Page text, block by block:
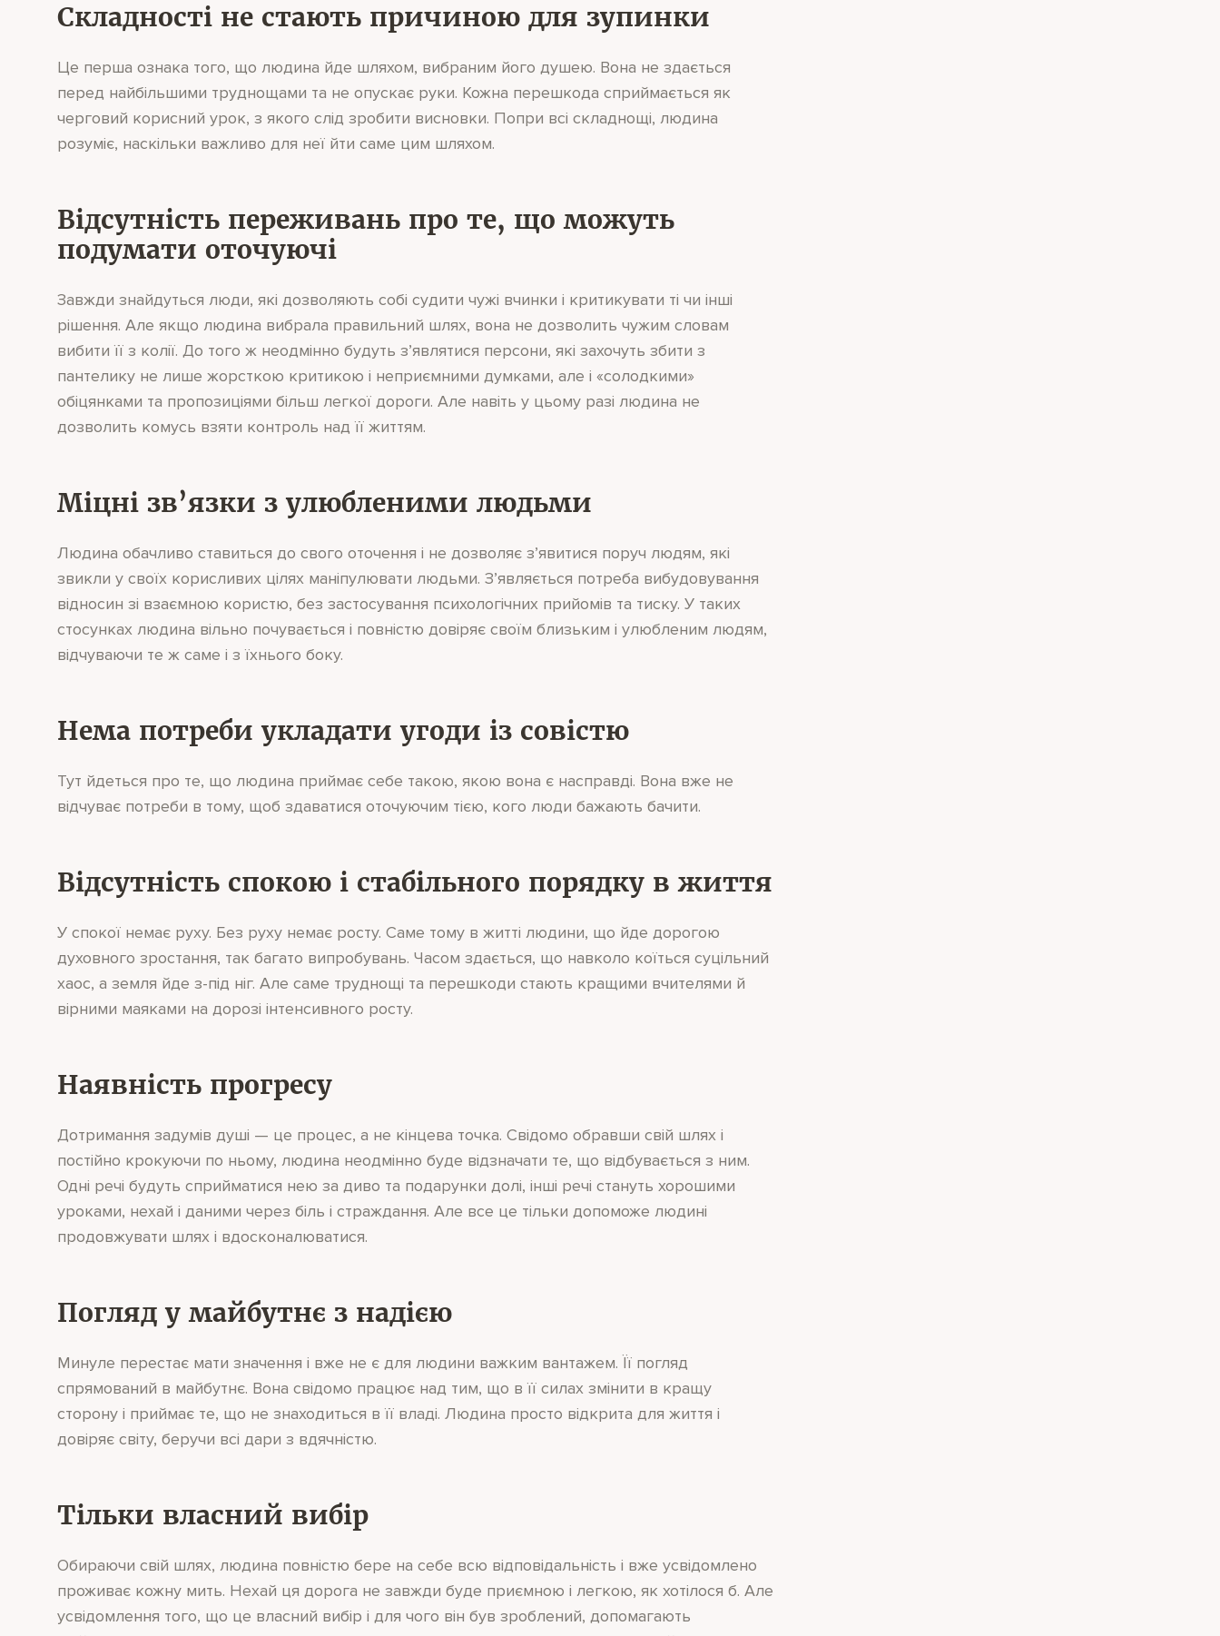
Складності не стають причиною для зупинки
Це перша ознака того, що людина йде шляхом, вибраним його душею. Вона не здається
перед найбільшими труднощами та не опускає руки. Кожна перешкода сприймається як
черговий корисний урок, з якого слід зробити висновки. Попри всі складнощі, людина
розуміє, наскільки важливо для неї йти саме цим шляхом.
Відсутність переживань про те, що можуть
подумати оточуючі
Завжди знайдуться люди, які дозволяють собі судити чужі вчинки і критикувати ті чи інші
рішення. Але якщо людина вибрала правильний шлях, вона не дозволить чужим словам
вибити її з колії. До того ж неодмінно будуть з’являтися персони, які захочуть збити з
пантелику не лише жорсткою критикою і неприємними думками, але і «солодкими»
обіцянками та пропозиціями більш легкої дороги. Але навіть у цьому разі людина не
дозволить комусь взяти контроль над її життям.
Міцні зв’язки з улюбленими людьми
Людина обачливо ставиться до свого оточення і не дозволяє з’явитися поруч людям, які
звикли у своїх корисливих цілях маніпулювати людьми. З’являється потреба вибудовування
відносин зі взаємною користю, без застосування психологічних прийомів та тиску. У таких
стосунках людина вільно почувається і повністю довіряє своїм близьким і улюбленим людям,
відчуваючи те ж саме і з їхнього боку.
Нема потреби укладати угоди із совістю
Тут йдеться про те, що людина приймає себе такою, якою вона є насправді. Вона вже не
відчуває потреби в тому, щоб здаватися оточуючим тією, кого люди бажають бачити.
Відсутність спокою і стабільного порядку в життя
У спокої немає руху. Без руху немає росту. Саме тому в житті людини, що йде дорогою
духовного зростання, так багато випробувань. Часом здається, що навколо коїться суцільний
хаос, а земля йде з-під ніг. Але саме труднощі та перешкоди стають кращими вчителями й
вірними маяками на дорозі інтенсивного росту.
Наявність прогресу
Дотримання задумів душі — це процес, а не кінцева точка. Свідомо обравши свій шлях і
постійно крокуючи по ньому, людина неодмінно буде відзначати те, що відбувається з ним.
Одні речі будуть сприйматися нею за диво та подарунки долі, інші речі стануть хорошими
уроками, нехай і даними через біль і страждання. Але все це тільки допоможе людині
продовжувати шлях і вдосконалюватися.
Погляд у майбутнє з надією
Минуле перестає мати значення і вже не є для людини важким вантажем. Її погляд
спрямований в майбутнє. Вона свідомо працює над тим, що в її силах змінити в кращу
сторону і приймає те, що не знаходиться в її владі. Людина просто відкрита для життя і
довіряє світу, беручи всі дари з вдячністю.
Тільки власний вибір
Обираючи свій шлях, людина повністю бере на себе всю відповідальність і вже усвідомлено
проживає кожну мить. Нехай ця дорога не завжди буде приємною і легкою, як хотілося б. Але
усвідомлення того, що це власний вибір і для чого він був зроблений, допомагають